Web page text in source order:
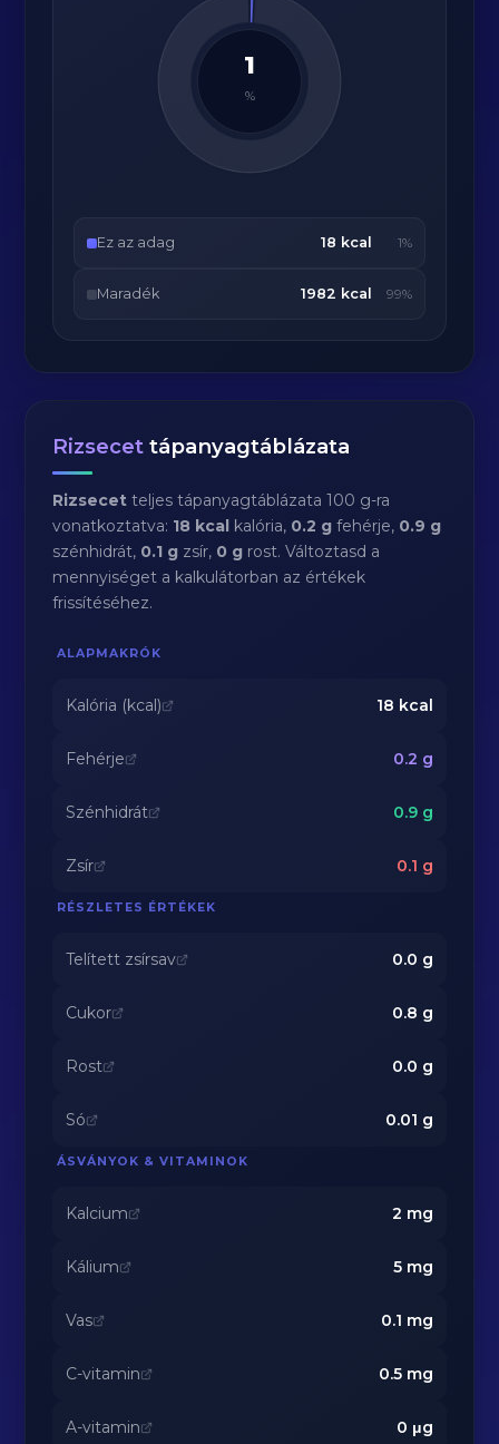
1
%
Ez az adag 18 kcal 1%
Maradék 1982 kcal 99%
Rizsecet tápanyagtáblázata
Rizsecet teljes tápanyagtáblázata 100 g-ra
vonatkoztatva: 18 kcal kalória, 0.2 g fehérje, 0.9 g
szénhidrát, 0.1 g zsír, 0 g rost. Változtasd a
mennyiséget a kalkulátorban az értékek
frissítéséhez.
ALAPMAKRÓK
Kalória (kcal) 18 kcal
Fehérje 0.2 g
Szénhidrát 0.9g
Zsír 0.1 g
RÉSZLETES ÉRTÉKEK
Telített zsírsav 0.0 g
Cukor 0.8 g
Rost 0.0 g
Só 0.01 g
ÁSVÁNYOK & VITAMINOK
Kalcium 2 mg
Kálium 5mg
Vas 0.1 mg
C-vitamin 0.5mg
A-vitamin 0 μg